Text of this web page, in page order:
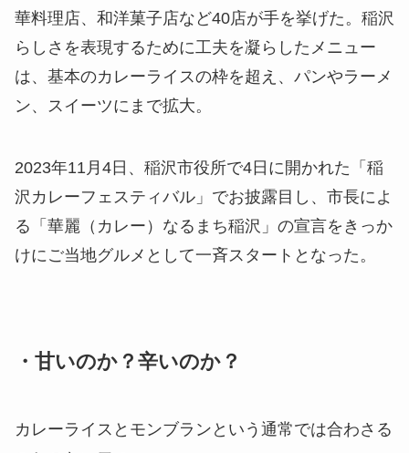
華料理店、和洋菓子店など40店が手を挙げた。稲沢
らしさを表現するために工夫を凝らしたメニュー
は、基本のカレーライスの枠を超え、パンやラーメ
ン、スイーツにまで拡大。
2023年11月4日、稲沢市役所で4日に開かれた「稲
沢カレーフェスティバル」でお披露目し、市長によ
る「華麗（カレー）なるまち稲沢」の宣言をきっか
けにご当地グルメとして一斉スタートとなった。
・甘いのか？辛いのか？
カレーライスとモンブランという通常では合わさる